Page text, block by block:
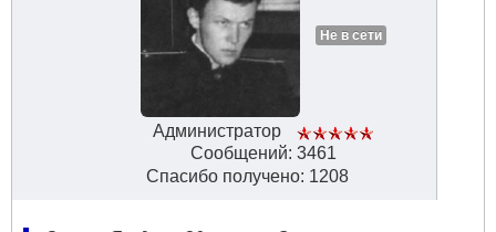
Не в сети
Администратор
Сообщений: 3461
Спасибо получено: 1208